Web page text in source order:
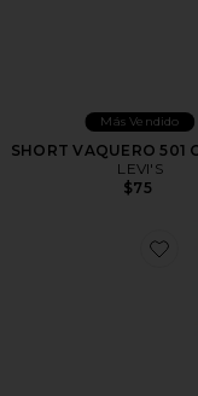
Más Vendido
SHORT VAQUERO 501
LEVI'S
$75